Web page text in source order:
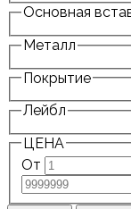
Основная
Металл
Покрытие
Лейбл
ЦЕНА
От